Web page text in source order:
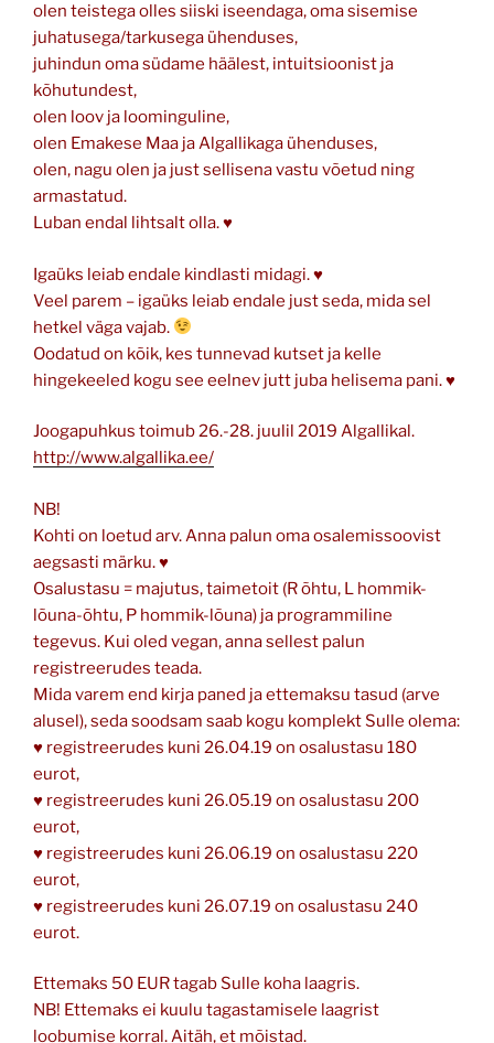
olen teistega olles siiski iseendaga, oma sisemise
juhatusega/tarkusega ühenduses,
juhindun oma südame häälest, intuitsioonist ja
kõhutundest,
olen loov ja loominguline,
olen Emakese Maa ja Algallikaga ühenduses,
olen, nagu olen ja just sellisena vastu võetud ning
armastatud.
Luban endal lihtsalt olla. ♥
Igaüks leiab endale kindlasti midagi. ♥
Veel parem – igaüks leiab endale just seda, mida sel
hetkel väga vajab.
Oodatud on kõik, kes tunnevad kutset ja kelle
hingekeeled kogu see eelnev jutt juba helisema pani. ♥
Joogapuhkus toimub 26.-28. juulil 2019 Algallikal.
http://www.algallika.ee/
NB!
Kohti on loetud arv. Anna palun oma osalemissoovist
aegsasti märku. ♥
Osalustasu = majutus, taimetoit (R õhtu, L hommik-
lõuna-õhtu, P hommik-lõuna) ja programmiline
tegevus. Kui oled vegan, anna sellest palun
registreerudes teada.
Mida varem end kirja paned ja ettemaksu tasud (arve
alusel), seda soodsam saab kogu komplekt Sulle olema:
♥ registreerudes kuni 26.04.19 on osalustasu 180
eurot,
♥ registreerudes kuni 26.05.19 on osalustasu 200
eurot,
♥ registreerudes kuni 26.06.19 on osalustasu 220
eurot,
♥ registreerudes kuni 26.07.19 on osalustasu 240
eurot.
Ettemaks 50 EUR tagab Sulle koha laagris.
NB! Ettemaks ei kuulu tagastamisele laagrist
loobumise korral. Aitäh, et mõistad.